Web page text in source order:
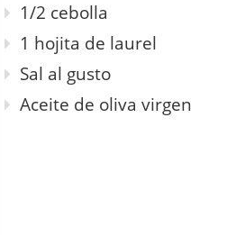
1/2 cebolla
1 hojita de laurel
Sal al gusto
Aceite de oliva virgen